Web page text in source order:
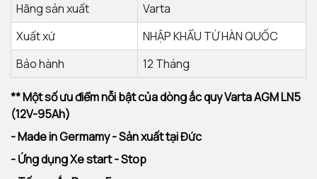
Hãng sản xuất
Varta
Xuất xứ
NHẬP KHẨU TỪ HÀN QUỐC
Bảo hành
12 Tháng
** Một số ưu điểm nỗi bật của dòng ắc quy Varta AGM LN5
(12V-95Ah)
- Made in Germamy - Sản xuất tại Đức
- Ứng dụng Xe start - Stop